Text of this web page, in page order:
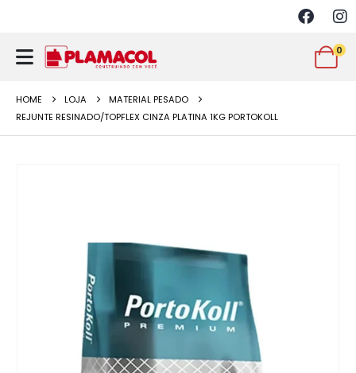
0
HOME LOJA
MATERIAL PESADO
REJUNTE RESINADO/TOPFLEX CINZA PLATINA 1KG PORTOKOLL